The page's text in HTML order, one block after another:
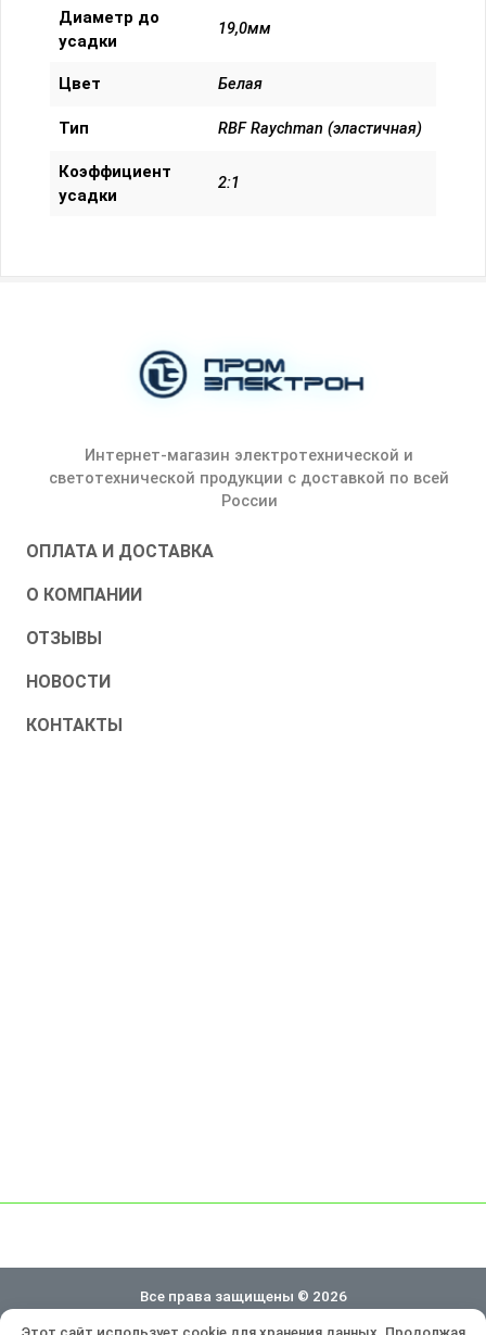
Посмотреть все характеристики
Диаметр до
усадки
19,0мм
Цвет Белая
Тип RBF Raychman (эластичная)
Коэффициент
усадки
2:1
Интернет-магазин электротехнической и
светотехнической продукции с доставкой по всей
России
ОПЛАТА И ДОСТАВКА
О КОМПАНИИ
ОТЗЫВЫ
НОВОСТИ
КОНТАКТЫ
Все права защищены © 2026